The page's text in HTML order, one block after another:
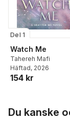
Del 1
Watch Me
Tahereh Mafi
Häftad, 2026
154 kr
Du kanske